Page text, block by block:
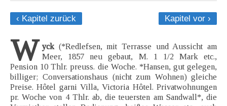
‹ Kapitel zurück Kapitel vor ›
W yck(*Redlefsen, mit Terrasse und Aussicht am
Meer, 1857 neu gebaut, M. 1 1/2 Mark etc.,
Pension 10 Thlr. preuss. die Woche. *Hansen, gut gelegen,
billiger; Conversationshaus (nicht zum Wohnen) gleiche
Preise. Hôtel garni Villa, Victoria Hôtel. Privatwohnungen
pr. Woche von 4 Thlr. ab, die teuersten am Sandwall*, die